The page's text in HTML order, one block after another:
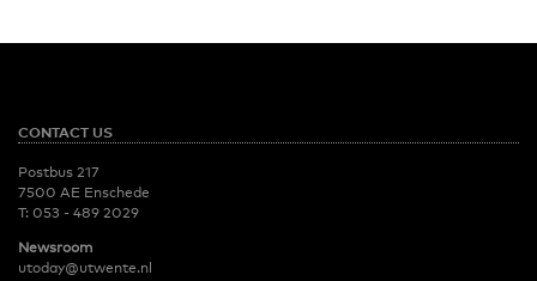
CONTACT US
Postbus 217
7500 AE Enschede
T: 053 - 489 2029
Newsroom
utoday@utwente.nl